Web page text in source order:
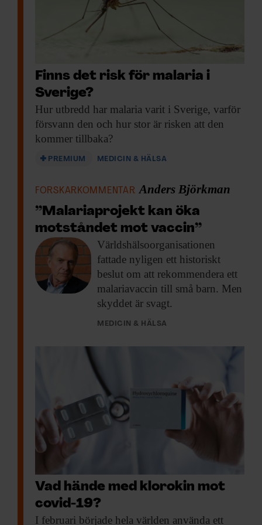
till myggorna
Myggor som dricker urin från kor får
normalt en sorts energikick. De flyger
längre, lever längre och reproducerar sig
bättre. Med den syntetiska doften i fällorna
lockades myggor i alla levnadsstadier,
vilket Rickard Ignell tror är en viktig
förklaring till framgången.
Rickard Ignell är professor på institutionen för
– Tyvärr kunde vi inte erbjuda fällorna till
båda byarna eftersom en behövde fungera
som kontroll. Vi är intresserade av att
fortsätta forskningen och testa i fler byar
och i fler länder, med fler dofter. Men som
ge ytterligare medel till bilaterala
samarbeten, säger han.
Finns det risk för malaria i
Sverige?
Hur utbredd har malaria varit i Sverige, varför
försvann den och hur stor är risken att den
kommer tillbaka?
PREMIUM MEDICIN & HÄLSA
FORSKARKOMMENTAR Anders Björkman
”Malariaprojekt kan öka
motståndet mot vaccin”
Världshälsoorganisationen
fattade nyligen ett historiskt
beslut om att rekommendera ett
malariavaccin till små barn. Men
skyddet är svagt.
MEDICIN & HÄLSA
Vad hände med klorokin mot
covid-19?
I februari började hela världen använda ett